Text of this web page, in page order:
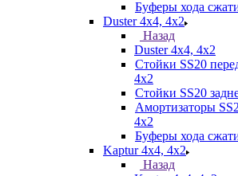
Буферы хода
Duster 4х4, 4x2
Назад
Duster 4х4, 4x2
Стойки SS20
4x2
Стойки SS20
Амортизаторы
4х2
Буферы хода
Kaptur 4х4, 4х2
Назад